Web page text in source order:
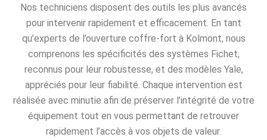
Nos techniciens disposent des outils les plus avancés
pour intervenir rapidement et efficacement. En tant
qu’experts de l’ouverture coffre-fort à Kolmont, nous
comprenons les spécificités des systèmes Fichet,
reconnus pour leur robustesse, et des modèles Yale,
appréciés pour leur fiabilité. Chaque intervention est
réalisée avec minutie afin de préserver l’intégrité de votre
équipement tout en vous permettant de retrouver
rapidement l’accès à vos objets de valeur.